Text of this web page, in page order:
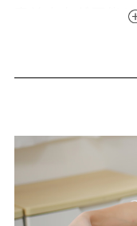
事前査定が可能